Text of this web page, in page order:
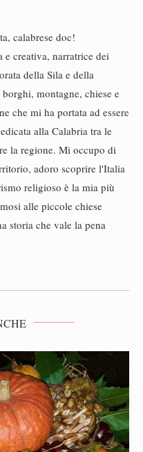
calabrese doc!
creativa, narratrice dei
della Sila e della
montagne, chiese e
che mi ha portata ad essere
alla Calabria tra le
la regione. Mi occupo di
adoro scoprire l'Italia
religioso è la mia più
alle piccole chiese
storia che vale la pena